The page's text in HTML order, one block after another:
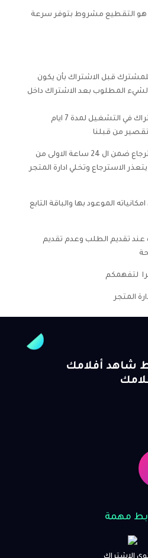
هو التقطيع مشروط بتوفر سرعة
قبل الاشتراك بأن يكون
المطلوب بعد الاشتراك داخل
3- عدم الاستفادة من الاشتراك في التشغيل لمدة 7 ايام
من قبلنا
4- على ان يكون طلب الاسترجاع ضمن ال 24 ساعة الاولى من
الاسترجاع وتخلي ادارة المتجر
الموعود بها والباقة التابع
عند تقديم الطلب وعدم تقديم
لتفهمكم
المتجر
شاهد أفلامك
مهمة